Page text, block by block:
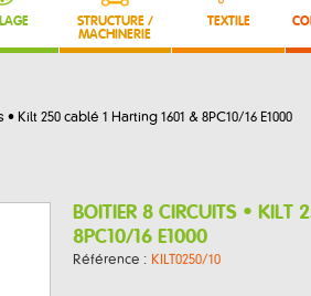
STRUCTURE /
MACHINERIE
TEXTILE
• Kilt 250 cablé 1 Harting 1601 & 8PC10/16 E1000
BOITIER 8 CIRCUITS • KILT
8PC10/16 E1000
Référence : KILT0250/10